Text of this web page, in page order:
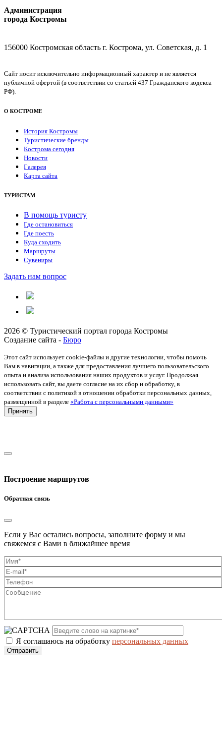
Администрация
города Костромы
156000 Костромская область г. Кострома, ул. Советская, д. 1
Сайт носит исключительно информационный характер и не является
публичной офертой (в соответствии со статьей 437 Гражданского кодекса
РФ).
О КОСТРОМЕ
История Костромы
Туристические бренды
Кострома сегодня
Новости
Галерея
Карта сайта
ТУРИСТАМ
В помощь туристу
Где остановиться
Где поесть
Куда сходить
Маршруты
Сувениры
Задать нам вопрос
2026 © Туристический портал города Костромы
Создание сайта - Бюро
Этот сайт использует cookie-файлы и другие технологии, чтобы помочь
Вам в навигации, а также для предоставления лучшего пользовательского
опыта и анализа использования наших продуктов и услуг. Продолжая
использовать сайт, вы даете согласие на их сбор и обработку, в
соответствии с политикой в отношении обработки персональных данных,
размещенной в разделе «Работа с персональными данными»
Принять
Построение маршрутов
Обратная связь
Если у Вас остались вопросы, заполните форму и мы
свяжемся с Вами в ближайшее время
Я соглашаюсь на обработку персональных данных